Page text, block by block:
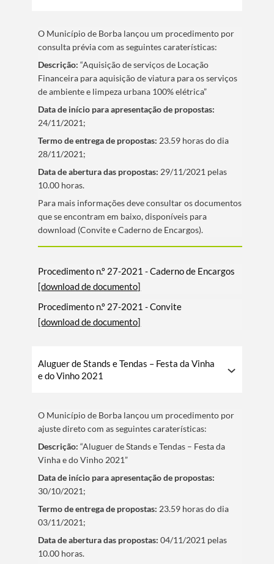
O Municí­pio de Borba lançou um procedimento por
consulta prévia com as seguintes caraterí­sticas:
Descrição:“Aquisição de serviços de Locação
Financeira para aquisição de viatura para os serviços
de ambiente e limpeza urbana 100% elétrica”
Data de iní­cio para apresentação de propostas:
24/11/2021;
Termo de entrega de propostas: 23.59 horas do dia
28/11/2021;
Data de abertura das propostas: 29/11/2021 pelas
10.00 horas.
​Para mais informações deve consultar os documentos
que se encontram em baixo, disponí­veis para
download (Convite e Caderno de Encargos).
Procedimento n.º 27-2021 - Caderno de Encargos
[download de documento]
Procedimento n.º 27-2021 - Convite
[download de documento]
Aluguer de Stands e Tendas – Festa da Vinha
e do Vinho 2021
O Municí­pio de Borba lançou um procedimento por
ajuste direto com as seguintes caraterí­sticas:
Descrição:“Aluguer de Stands e Tendas – Festa da
Vinha e do Vinho 2021”
Data de iní­cio para apresentação de propostas:
30/10/2021;
Termo de entrega de propostas: 23.59 horas do dia
03/11/2021;
Data de abertura das propostas: 04/11/2021 pelas
10.00 horas.